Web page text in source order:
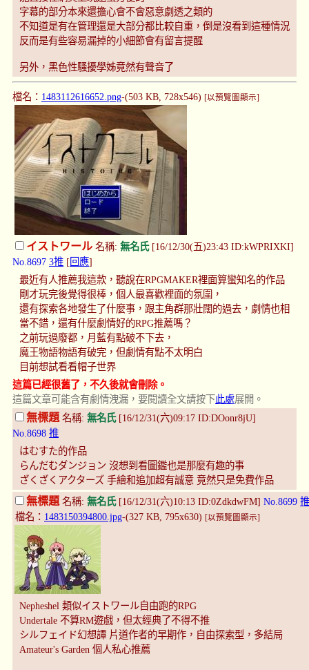
字幕的部分本來還擔心會不會惡意劇透之類的
不知道是有在管理還是大部分都比較自重，倒是沒看到這種情況
反而是有些容易漏掉的小細節會有留言提醒
另外，黑色性騷擾學姊竟然有聲音了
檔名： 1483112616652.png-(503 KB, 728x546) [以預覽圖顯示]
イストワール 名稱: 無名氏[16/12/30(五)23:43 ID:kWPRIXKI]
No.8697 3推 [ 回應]
最近有人推薦我這款，聽說在RPGMAKER裡面算蠻知名的作品
剛才玩完後覺得很棒，個人最喜歡裡面的氛圍，
還有探索各地發生了什麼事，跟主角群那壯闊的過去，劇情也相
當不錯，還有什麼劇情好的RPG推薦嗎？
之前玩過廢都，月藍有點破不下去，
魔王物語物語有破完，但劇情有點不太明白
目前想試看看帽子世界
這篇已經很舊了，不久後就會刪除。
這篇文章可能含有劇情洩漏，要閱讀全文請按下此處展開。
無標題 名稱: 無名氏[16/12/31(六)09:17 ID:DOonr8jU]
No.8698 推
はむすた的作品
らんだむダンジョン 沒想到看圖鑑也是那麼有趣的事
ざくざくアクターズ 手繪和追加超有誠意 竟然只是免費作品
無標題 名稱: 無名氏[16/12/31(六)10:13 ID:0ZdkdwFM] No.8699 推
檔名： 1483150394800.jpg-(327 KB, 795x630) [以預覽圖顯示]
Nepheshel 類似イストワール自由跑的RPG
Undertale 不算RM遊戲，但太經典了不得不推
シルフェイド幻想譚 片道作者的早期作，自由探索型，多結局
Amateur's Garden 個人私心推薦